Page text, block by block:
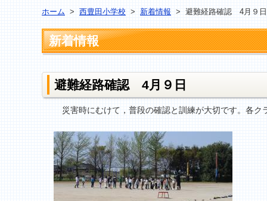
ホーム > 西豊田小学校 > 新着情報 > 避難経路確認 4月９日
新着情報
避難経路確認 4月９日
災害時にむけて，普段の確認と訓練が大切です。各ク